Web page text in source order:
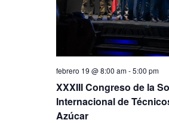
febrero 19 @ 8:00 am-5:00 pm
XXXIII Congreso de la
Internacional de
Azúcar